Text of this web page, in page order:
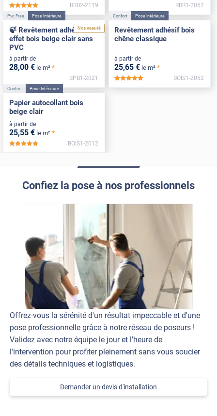
***** RRB2-2119 RRB1-2052
Nouveauté
Pvc Free Pose Intérieure
🍃 Revêtement adhésif
effet bois beige clair sans
PVC
à partir de
28,00 € le m² *
SPB1-2021
Confort Pose Intérieure
Revêtement adhésif bois
chêne classique
à partir de
25,65 € le m² *
BOIS1-2052
Confort Pose Intérieure
Papier autocollant bois
beige clair
à partir de
25,55 € le m² *
*****
BOIS1-2012
Confiez la pose à nos professionnels
Offrez-vous la sérénité d'un résultat impeccable et d'une
pose professionnelle grâce à notre réseau de poseurs !
Validez avec notre équipe le jour et l'heure de
l'intervention pour profiter pleinement sans vous soucier
des détails techniques et logistiques.
Demander un devis d'installation